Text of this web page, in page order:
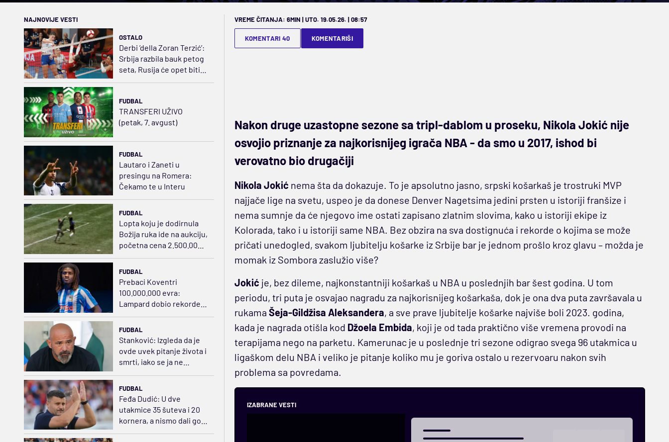
NAJNOVIJE VESTI
OSTALO
Derbi ’della Zoran Terzić’:
Srbija razbila bauk petog
seta, Rusija će opet biti
FUDBAL
TRANSFERI UŽIVO
(petak, 7. avgust)
FUDBAL
Lautaro i Zaneti u
presingu na Romera:
Čekamo te u Interu
FUDBAL
Lopta koju je dodirnula
Božija ruka ide na aukciju,
početna cena 2.500.000
dolara
FUDBAL
Prebaci Koventri
100.000.000 evra:
Lampard dobio rekordera
FUDBAL
Stanković: Izgleda da je
ovde uvek pitanje života i
smrti, iako se ja ne
FUDBAL
Feđa Dudić: U dve
utakmice 35 šuteva i 20
kornera, a nismo dali gol!
Očekujem da ga damo iz
VREME ČITANJA: 6MIN | UTO. 19.05.26. | 08:57
KOMENTARI 40 KOMENTARIŠI
Nakon druge uzastopne sezone sa tripl-dablom u proseku, Nikola Jokić nije
osvojio priznanje za najkorisnijeg igrača NBA - da smo u 2017, ishod bi
verovatno bio drugačiji
Nikola Jokić nema šta da dokazuje. To je apsolutno jasno, srpski košarkaš je trostruki MVP
najjače lige na svetu, uspeo je da donese Denver Nagetsima jedini prsten u istoriji franšize i
nema sumnje da će njegovo ime ostati zapisano zlatnim slovima, kako u istoriji ekipe iz
Kolorada, tako i u istoriji same NBA. Bez obzira na sva dostignuća i rekorde o kojima se može
pričati unedogled, svakom ljubitelju košarke iz Srbije bar je jednom prošlo kroz glavu – možda je
momak iz Sombora zaslužio više?
Jokić je, bez dileme, najkonstantniji košarkaš u NBA u poslednjih bar šest godina. U tom
periodu, tri puta je osvajao nagradu za najkorisnijeg košarkaša, dok je ona dva puta završavala u
rukama Šeja-Gildžisa Aleksandera, a sve prave ljubitelje košarke najviše boli 2023. godina,
kada je nagrada otišla kod Džoela Embida, koji je od tada praktično više vremena provodi na
terapijama nego na parketu. Kamerunac je u poslednje tri sezone odigrao svega 96 utakmica u
ligaškom delu NBA i veliko je pitanje koliko mu je goriva ostalo u rezervoaru nakon svih
problema sa povredama.
IZABRANE VESTI